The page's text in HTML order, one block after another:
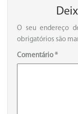
O seu endereço
obrigatórios são
Comentário*